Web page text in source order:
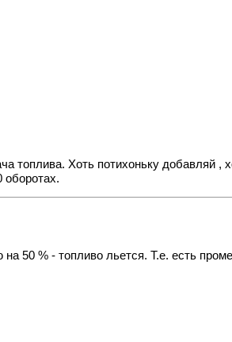
топлива. Хоть потихоньку добавляй ,
оборотах.
50 % - топливо льется. Т.е. есть